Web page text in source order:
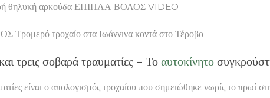
θηλυκή αρκούδα ΕΠΙΠΛΑ ΒΟΛΟΣ VIDEO
τροχαίο στα Ιωάννινα κοντά στο Τέροβο
τρεις σοβαρά τραυματίες – Το αυτοκίνητο
είναι ο απολογισμός τροχαίου που σημειώθηκε νωρίς το πρωί